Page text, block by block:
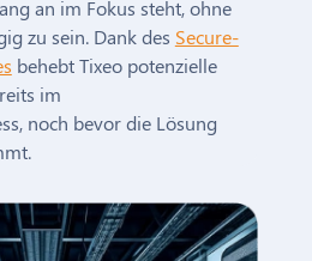
an im Fokus steht, ohne
zu sein. Dank des Secure-
behebt Tixeo potenzielle
im
noch bevor die Lösung